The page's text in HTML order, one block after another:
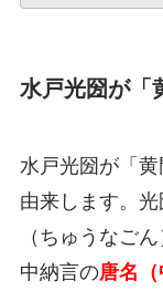
水戸光圀が「
水戸光圀が「
由来します。
（ちゅうなご
中納言の唐名（